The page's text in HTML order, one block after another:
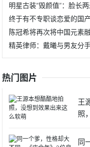
明星古装“毁颜值”：脸长
终于有不专职谈恋爱的国
陈冠希将再次将中国元素
精英律师：戴曦与男友分
热门图片
王
照
同